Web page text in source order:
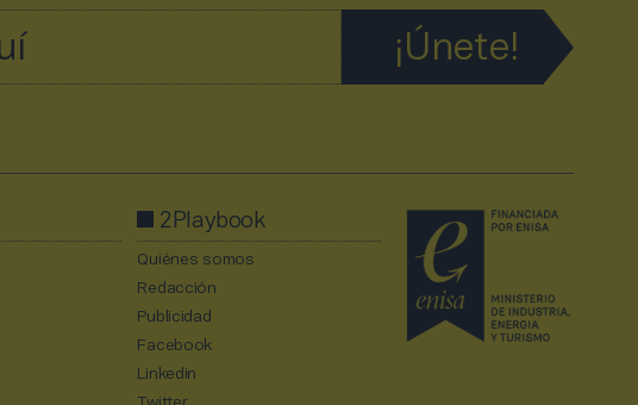
2Playbook
Quiénes somos
Redacción
Publicidad
Facebook
Linkedin